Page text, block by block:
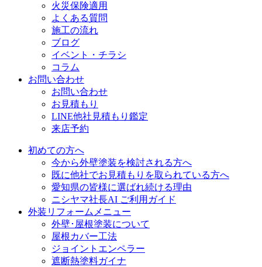
火災保険適用
よくある質問
施工の流れ
ブログ
イベント・チラシ
コラム
お問い合わせ
お問い合わせ
お見積もり
LINE他社見積もり鑑定
来店予約
初めての方へ
今から外壁塗装を検討される方へ
既に他社でお見積もりを取られている方へ
愛知県の皆様に選ばれ続ける理由
ニシヤマ社長AI ご利用ガイド
外装リフォームメニュー
外壁･屋根塗装について
屋根カバー工法
ジョイントエンペラー
遮断熱塗料ガイナ